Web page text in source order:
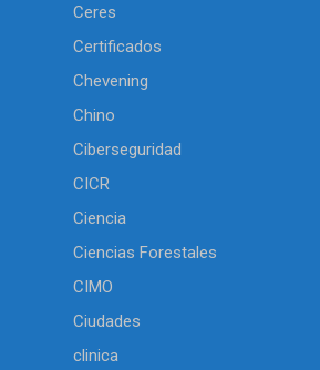
Ceres
Certificados
Chevening
Chino
Ciberseguridad
CICR
Ciencia
Ciencias Forestales
CIMO
Ciudades
clinica